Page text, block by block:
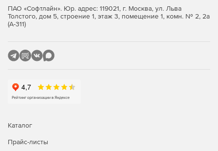
Утилита Disc Image Viewer для просмотра и
извлечения файлов и папок из образов ISO без их
Редактирование аудиоматериалов и создание
сборников в формате MP3 с помощью инструмента
Создание диска с резервной копией данных и полной
самозагружаемой системой.
Пакет Премиум Меню
ПАО «Софтлайн». Юр. адрес: 119021, г. Москва, ул. Льва
Толстого, дом 5, строение 1, этаж 3, помещение 1, комн. № 2, 2а
(А-311)
Каталог
Прайс-листы